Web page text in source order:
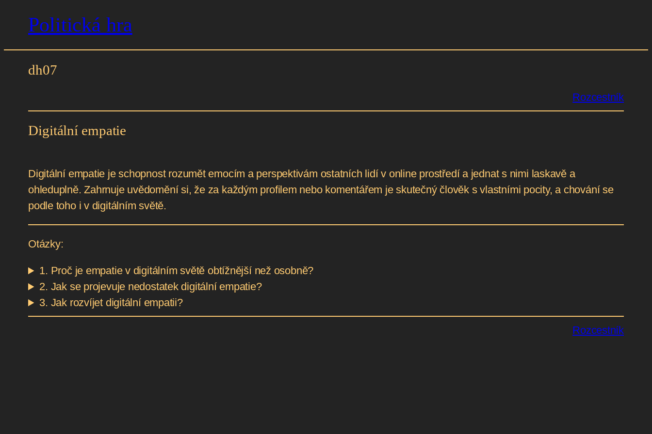
Přeskočit
obsah
Politická hra
dh07
Rozcestník
Digitální empatie
Digitální empatie je schopnost rozumět emocím a perspektivám ostatních lidí v online prostředí a jednat s nimi laskavě a
ohleduplně. Zahrnuje uvědomění si, že za každým profilem nebo komentářem je skutečný člověk s vlastními pocity, a chování se
podle toho i v digitálním světě.
Otázky:
1. Proč je empatie v digitálním světě obtížnější než osobně?
2. Jak se projevuje nedostatek digitální empatie?
3. Jak rozvíjet digitální empatii?
Rozcestník